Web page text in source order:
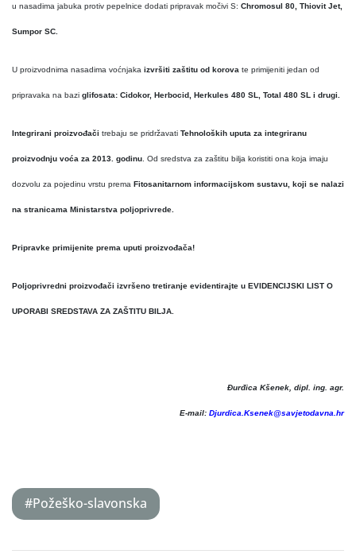
u nasadima jabuka protiv pepelnice dodati pripravak močivi S: Chromosul 80, Thiovit Jet,
Sumpor SC.
U proizvodnima nasadima voćnjaka izvršiti zaštitu od korova te primijeniti jedan od
pripravaka na bazi glifosata: Cidokor, Herbocid, Herkules 480 SL, Total 480 SL i drugi.
Integrirani proizvođači trebaju se pridržavati Tehnoloških uputa za integriranu
proizvodnju voća za 2013. godinu . Od sredstva za zaštitu bilja koristiti ona koja imaju
dozvolu za pojedinu vrstu prema Fitosanitarnom informacijskom sustavu, koji se nalazi
na stranicama Ministarstva poljoprivrede.
Pripravke primijenite prema uputi proizvođača!
Poljoprivredni proizvođači izvršeno tretiranje evidentirajte u EVIDENCIJSKI LIST O
UPORABI SREDSTAVA ZA ZAŠTITU BILJA.
Đurđica Kšenek, dipl. ing. agr.
E-mail: Djurdica.Ksenek@savjetodavna.hr
#Požeško-slavonska